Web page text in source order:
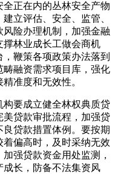
正在内的丛林安全产物
立评估、安全、监管、
险办理机制，加强金融
撑林业成长工做会商机
鞭策各项政策办法落到
融资需求项目库，强化
准度和无效性。
要成立健全林权典质贷
贷款审批流程，加强贷
贷款措置体例。要按期
偏高时，及时采纳无效
强贷款资金用处监测，
长，防备不法集资风